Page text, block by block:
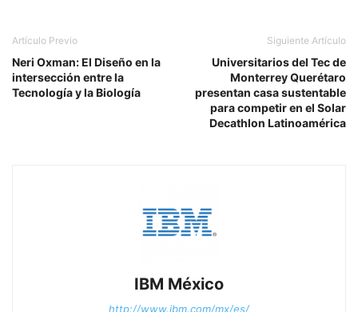
Artículo Previo
Neri Oxman: El Diseño en la
intersección entre la
Tecnología y la Biología
Siguiente Artículo
Universitarios del Tec de
Monterrey Querétaro
presentan casa sustentable
para competir en el Solar
Decathlon Latinoamérica
IBM México
http://www.ibm.com/mx/es/